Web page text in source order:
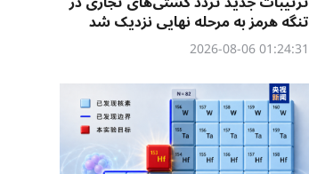
تنگه هرمز به مرحله نهایی نزدیک شد
01:24:31 2026-08-06